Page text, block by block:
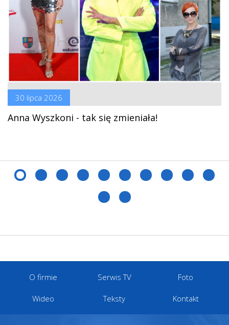
30 lipca 2026
Anna Wyszkoni - tak się zmieniała!
O firmie Serwis TV Foto
Wideo Teksty Kontakt